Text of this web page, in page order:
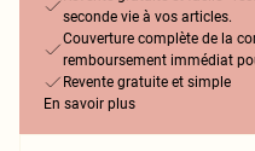
seconde vie à vos articles.
Couverture complète de la
remboursement immédiat
Revente gratuite et simple
En savoir plus